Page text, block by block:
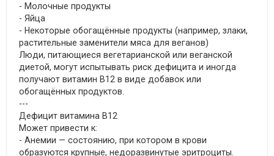
- Молочные продукты
- Яйца
- Некоторые обогащённые продукты (например, злаки,
растительные заменители мяса для веганов)
Люди, питающиеся вегетарианской или веганской
диетой, могут испытывать риск дефицита и иногда
получают витамин B12 в виде добавок или
обогащённых продуктов.
---
Дефицит витамина B12
Может привести к:
- Анемии — состоянию, при котором в крови
образуются крупные, недоразвинутые эритроциты.